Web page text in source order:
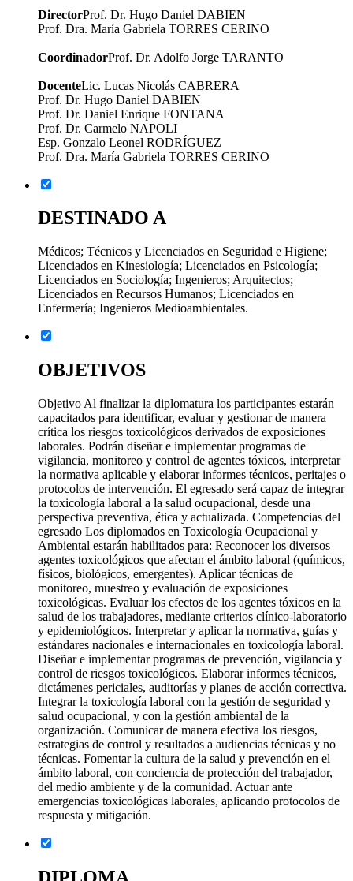
DirectorProf. Dr. Hugo Daniel DABIEN
Prof. Dra. María Gabriela TORRES CERINO
CoordinadorProf. Dr. Adolfo Jorge TARANTO
DocenteLic. Lucas Nicolás CABRERA
Prof. Dr. Hugo Daniel DABIEN
Prof. Dr. Daniel Enrique FONTANA
Prof. Dr. Carmelo NAPOLI
Esp. Gonzalo Leonel RODRÍGUEZ
Prof. Dra. María Gabriela TORRES CERINO
DESTINADO A
Médicos; Técnicos y Licenciados en Seguridad e Higiene;
Licenciados en Kinesiología; Licenciados en Psicología;
Licenciados en Sociología; Ingenieros; Arquitectos;
Licenciados en Recursos Humanos; Licenciados en
Enfermería; Ingenieros Medioambientales.
OBJETIVOS
Objetivo Al finalizar la diplomatura los participantes estarán
capacitados para identificar, evaluar y gestionar de manera
crítica los riesgos toxicológicos derivados de exposiciones
laborales. Podrán diseñar e implementar programas de
vigilancia, monitoreo y control de agentes tóxicos, interpretar
la normativa aplicable y elaborar informes técnicos, peritajes o
protocolos de intervención. El egresado será capaz de integrar
la toxicología laboral a la salud ocupacional, desde una
perspectiva preventiva, ética y actualizada. Competencias del
egresado Los diplomados en Toxicología Ocupacional y
Ambiental estarán habilitados para: Reconocer los diversos
agentes toxicológicos que afectan el ámbito laboral (químicos,
físicos, biológicos, emergentes). Aplicar técnicas de
monitoreo, muestreo y evaluación de exposiciones
toxicológicas. Evaluar los efectos de los agentes tóxicos en la
salud de los trabajadores, mediante criterios clínico-laboratorio
y epidemiológicos. Interpretar y aplicar la normativa, guías y
estándares nacionales e internacionales en toxicología laboral.
Diseñar e implementar programas de prevención, vigilancia y
control de riesgos toxicológicos. Elaborar informes técnicos,
dictámenes periciales, auditorías y planes de acción correctiva.
Integrar la toxicología laboral con la gestión de seguridad y
salud ocupacional, y con la gestión ambiental de la
organización. Comunicar de manera efectiva los riesgos,
estrategias de control y resultados a audiencias técnicas y no
técnicas. Fomentar la cultura de la salud y prevención en el
ámbito laboral, con conciencia de protección del trabajador,
del medio ambiente y de la comunidad. Actuar ante
emergencias toxicológicas laborales, aplicando protocolos de
respuesta y mitigación.